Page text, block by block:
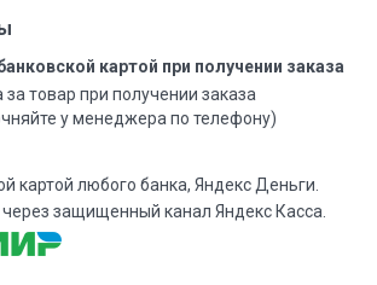
картой при получении заказа
товар при получении заказа
у менеджера по телефону)
картой любого банка, Яндекс Деньги.
защищенный канал Яндекс Касса.